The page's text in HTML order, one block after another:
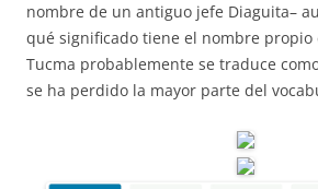
nombre de un antiguo jefe Diaguita–
qué significado tiene el nombre propio
Tucma probablemente se traduce
se ha perdido la mayor parte del